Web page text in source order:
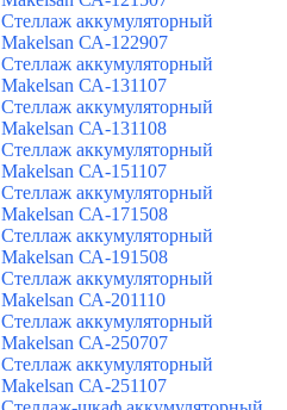
Cтеллаж аккумуляторный
Makelsan СА-122907
Cтеллаж аккумуляторный
Makelsan СА-131107
Cтеллаж аккумуляторный
Makelsan СА-131108
Cтеллаж аккумуляторный
Makelsan СА-151107
Cтеллаж аккумуляторный
Makelsan СА-171508
Cтеллаж аккумуляторный
Makelsan СА-191508
Cтеллаж аккумуляторный
Makelsan СА-201110
Cтеллаж аккумуляторный
Makelsan СА-250707
Cтеллаж аккумуляторный
Makelsan СА-251107